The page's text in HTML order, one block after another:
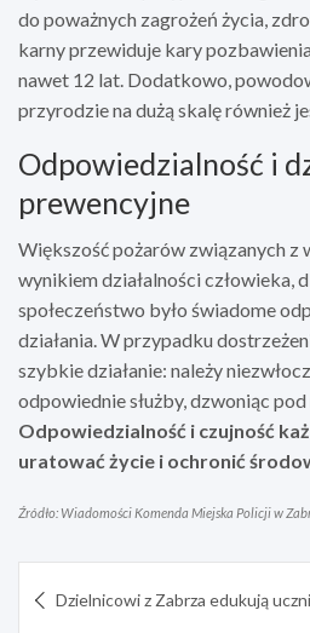
do poważnych zagrożeń życia,
karny przewiduje kary
nawet 12 lat. Dodatkowo,
przyrodzie na dużą skalę również
Odpowiedzialność i
prewencyjne
Większość pożarów związanych z
wynikiem działalności człowieka,
społeczeństwo było świadome
działania. W przypadku
szybkie działanie: należy
odpowiednie służby, dzwoniąc
Odpowiedzialność i czujność
uratować życie i ochronić
Źródło: Wiadomości Komenda Miejska Policji w
wpisu
Dzielnicowi z Zabrza edukują